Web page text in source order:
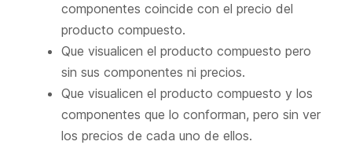
componentes coincide con el precio del
producto compuesto.
Que visualicen el producto compuesto pero
sin sus componentes ni precios.
Que visualicen el producto compuesto y los
componentes que lo conforman, pero sin ver
los precios de cada uno de ellos.